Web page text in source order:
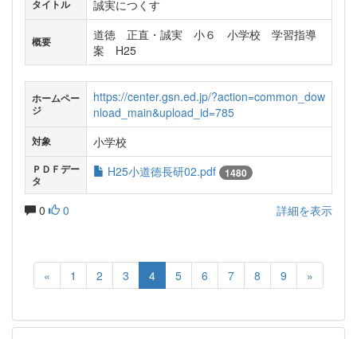
タイトル 誠実につくす
概要
道徳 正直・誠実 小６ 小学校 学習指導
案 H25
ホームペー
ジ
https://center.gsn.ed.jp/?action=common_dow
nload_main&upload_id=785
対象 小学校
ＰＤＦデー
タ
H25小道徳長研02.pdf 1480
0 0 詳細を表示
« 1 2 3 4 5 6 7 8 9 »